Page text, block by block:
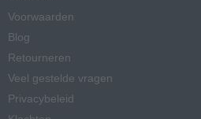
Voorwaarden
Blog
Retourneren
Veel gestelde vragen
Privacybeleid